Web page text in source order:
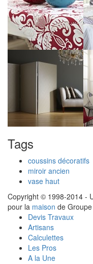
Tags
coussins décoratifs
miroir ancien
vase haut
Copyright © 1998-2014 -
pour la maison de
Devis Travaux
Artisans
Calculettes
Les Pros
A la Une